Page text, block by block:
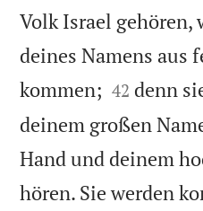
Volk Israel gehören,
deines Namens aus
kommen; 

42 denn
deinem großen
Hand und deinem
hören. Sie werden